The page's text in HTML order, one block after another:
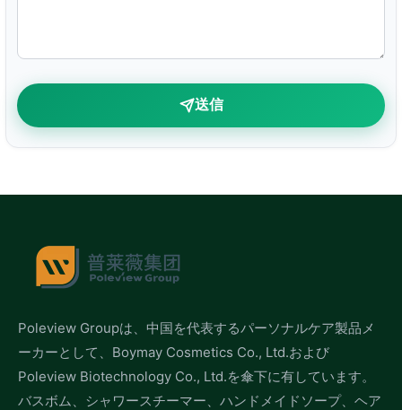
送信
Poleview Groupは、中国を代表するパーソナルケア製品メ
ーカーとして、Boymay Cosmetics Co., Ltd.および
Poleview Biotechnology Co., Ltd.を傘下に有しています。
バスボム、シャワースチーマー、ハンドメイドソープ、ヘア